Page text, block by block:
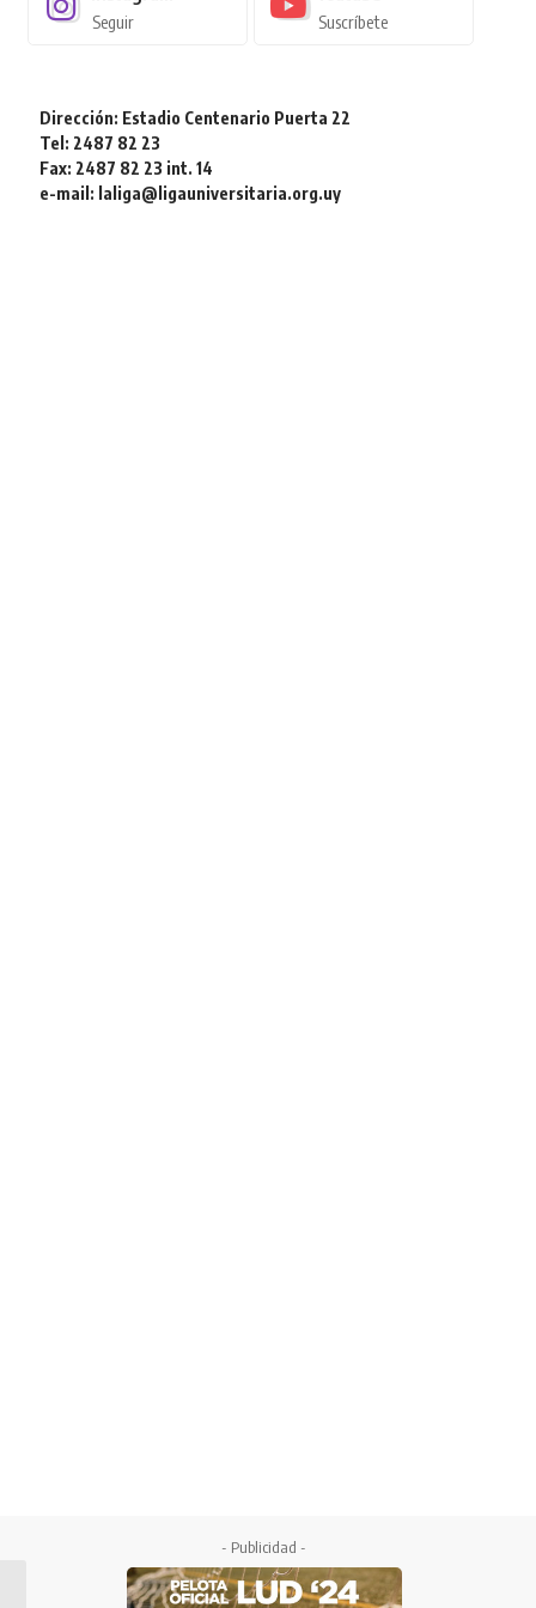
Seguir Suscríbete
Dirección: Estadio Centenario Puerta 22
Tel: 2487 82 23
Fax: 2487 82 23 int. 14
e-mail: laliga@ligauniversitaria.org.uy
- Publicidad -